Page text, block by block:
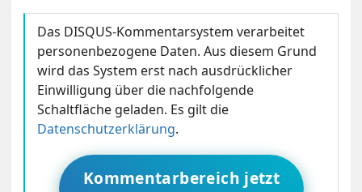
Das DISQUS-Kommentarsystem verarbeitet
personenbezogene Daten. Aus diesem Grund
wird das System erst nach ausdrücklicher
Einwilligung über die nachfolgende
Schaltfläche geladen. Es gilt die
Datenschutzerklärung.
Kommentarbereich jetzt